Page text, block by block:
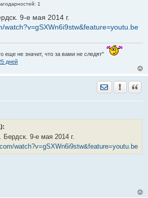
1
9-е мая 2014 г.
watch?v=gSXWn6i9stw&feature=youtu.be
еще не значит, что за вами не следят"
дней
Отправить
Бердск. 9-е мая 2014 г.
watch?v=gSXWn6i9stw&feature=youtu.be